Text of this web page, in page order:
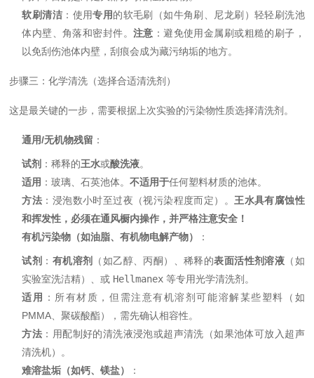
软刷清洁 ：使用专用的软毛刷（如牛角刷、尼龙刷）轻轻刷洗池
体内壁、角落和密封件。 注意 ：避免使用金属刷或粗糙的刷子，
以免刮伤池体内壁，刮痕会成为藏污纳垢的地方。
步骤三：化学清洗（选择合适清洗剂）
这是最关键的一步，需要根据上次实验的污染物性质选择清洗剂。
通用/无机物残留 ：
试剂 ：稀释的王水或酸洗液。
适用 ：玻璃、石英池体。不适用于任何塑料材质的池体。
方法 ：浸泡数小时至过夜（视污染程度而定）。 王水具有腐蚀性
和挥发性，必须在通风橱内操作，并严格注意安全！
有机污染物（如油脂、有机物电解产物）
：
试剂 ： 有机溶剂 （如乙醇、丙酮）、稀释的表面活性剂溶液 （如
实验室洗洁精）、或 Hellmanex 等专用光学清洗剂。
适用
：所有材质，但需注意有机溶剂可能溶解某些塑料（如
PMMA、聚碳酸酯），需先确认相容性。
方法 ：用配制好的清洗液浸泡或超声清洗（如果池体可放入超声
清洗机）。
难溶盐垢（如钙、镁盐）
：